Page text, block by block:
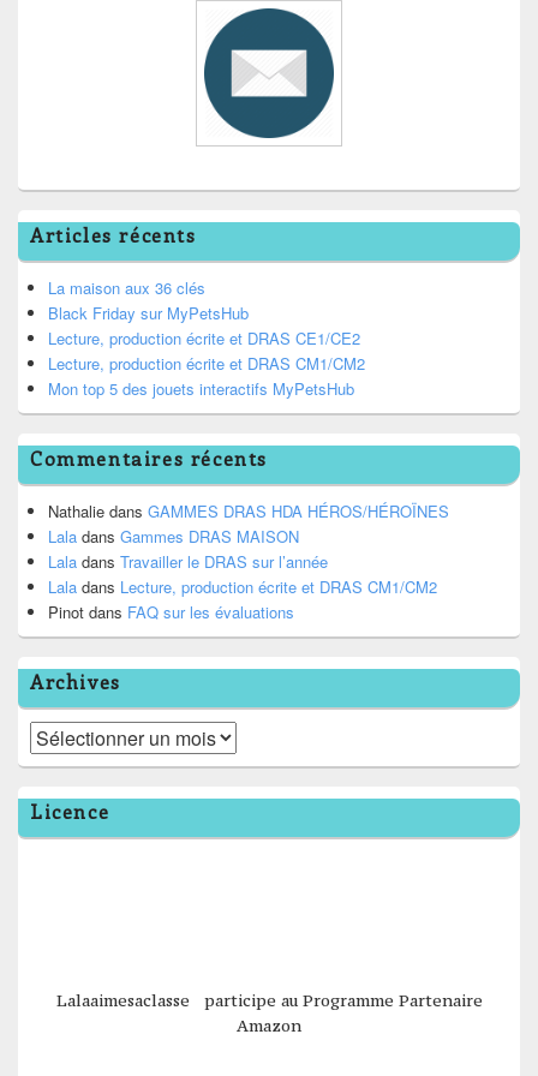
Articles récents
La maison aux 36 clés
Black Friday sur MyPetsHub
Lecture, production écrite et DRAS CE1/CE2
Lecture, production écrite et DRAS CM1/CM2
Mon top 5 des jouets interactifs MyPetsHub
Commentaires récents
Nathalie dans GAMMES DRAS HDA HÉROS/HÉROÏNES
Lala dans Gammes DRAS MAISON
Lala dans Travailler le DRAS sur l’année
Lala dans Lecture, production écrite et DRAS CM1/CM2
Pinot dans FAQ sur les évaluations
Archives
Archives
Licence
Lalaaimesaclasse participe au Programme Partenaire
Amazon